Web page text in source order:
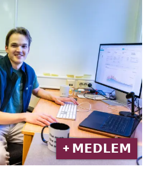
+ 𝗠𝗘𝗗𝗟𝗘𝗠